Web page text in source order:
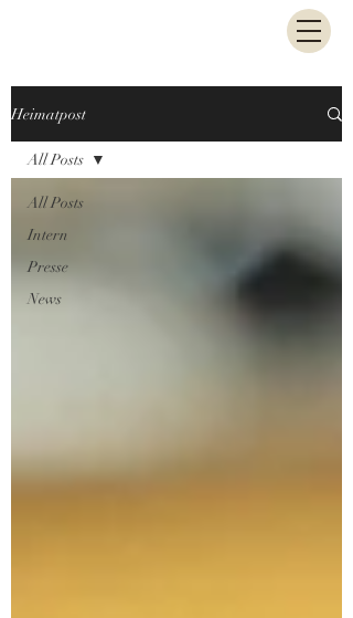
Heimatpost
All Posts
Intern
Presse
News
All Posts